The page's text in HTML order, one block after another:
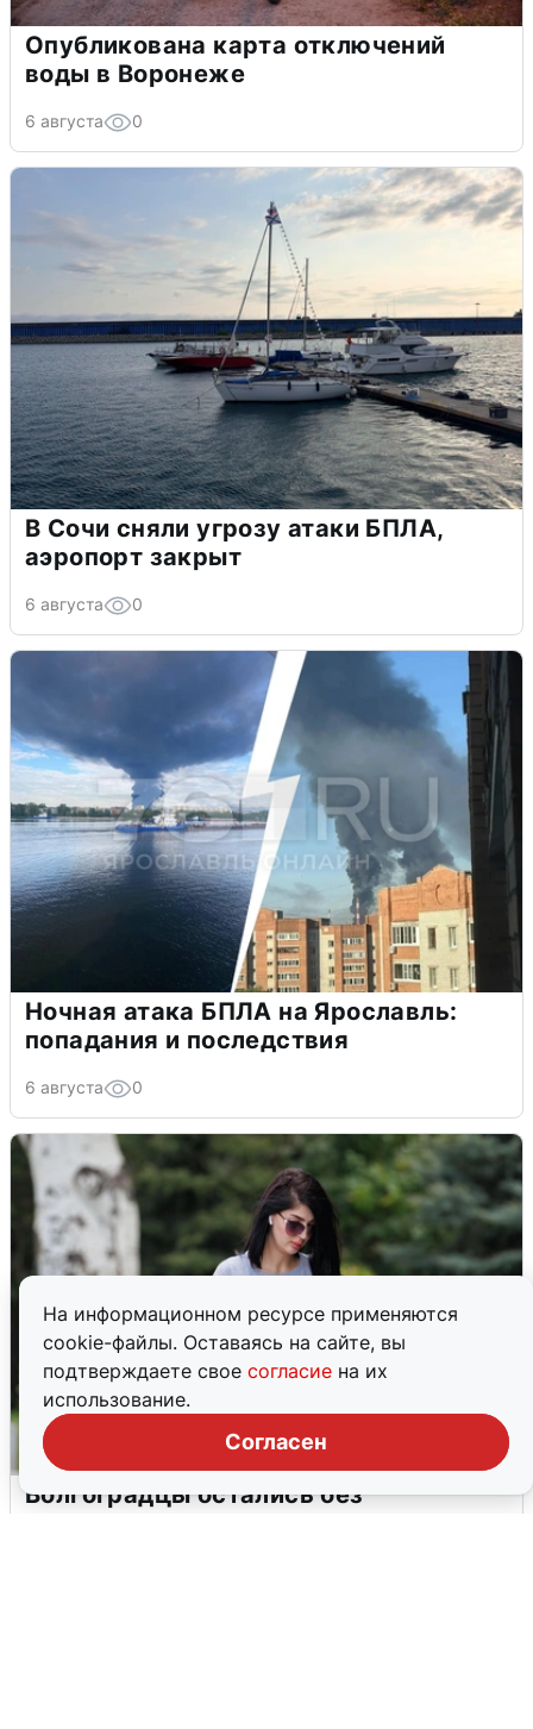
На информационном ресурсе применяются
cookie-файлы. Оставаясь на сайте, вы
подтверждаете свое согласие на их
использование.
Согласен
Опубликована карта отключений
воды в Воронеже
6 августа 0
В Сочи сняли угрозу атаки БПЛА,
аэропорт закрыт
6 августа 0
Ночная атака БПЛА на Ярославль:
попадания и последствия
6 августа 0
Волгоградцы остались без